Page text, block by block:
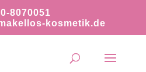
8070051
kosmetik.de